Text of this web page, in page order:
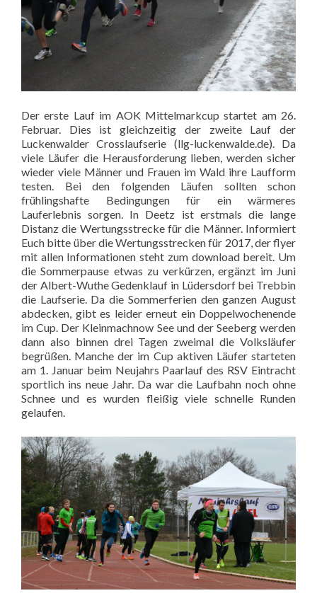
Der erste Lauf im AOK Mittelmarkcup startet am 26.
Februar. Dies ist gleichzeitig der zweite Lauf der
Luckenwalder Crosslaufserie (llg-luckenwalde.de). Da
viele Läufer die Herausforderung lieben, werden sicher
wieder viele Männer und Frauen im Wald ihre Laufform
testen. Bei den folgenden Läufen sollten schon
frühlingshafte Bedingungen für ein wärmeres
Lauferlebnis sorgen. In Deetz ist erstmals die lange
Distanz die Wertungsstrecke für die Männer. Informiert
Euch bitte über die Wertungsstrecken für 2017, der flyer
mit allen Informationen steht zum download bereit. Um
die Sommerpause etwas zu verkürzen, ergänzt im Juni
der Albert-Wuthe Gedenklauf in Lüdersdorf bei Trebbin
die Laufserie. Da die Sommerferien den ganzen August
abdecken, gibt es leider erneut ein Doppelwochenende
im Cup. Der Kleinmachnow See und der Seeberg werden
dann also binnen drei Tagen zweimal die Volksläufer
begrüßen. Manche der im Cup aktiven Läufer starteten
am 1. Januar beim Neujahrs Paarlauf des RSV Eintracht
sportlich ins neue Jahr. Da war die Laufbahn noch ohne
Schnee und es wurden fleißig viele schnelle Runden
gelaufen.